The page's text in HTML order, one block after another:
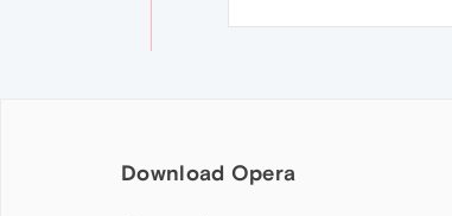
Download Opera